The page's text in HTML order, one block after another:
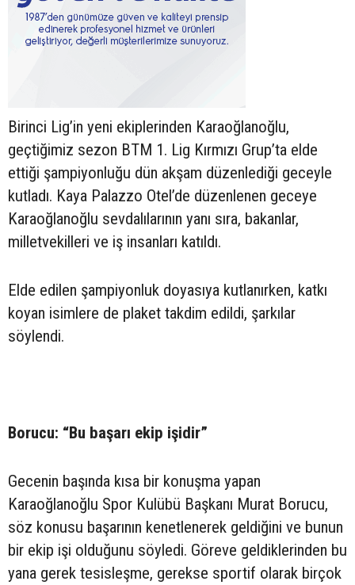
Birinci Lig’in yeni ekiplerinden Karaoğlanoğlu,
geçtiğimiz sezon BTM 1. Lig Kırmızı Grup’ta elde
ettiği şampiyonluğu dün akşam düzenlediği geceyle
kutladı. Kaya Palazzo Otel’de düzenlenen geceye
Karaoğlanoğlu sevdalılarının yanı sıra, bakanlar,
milletvekilleri ve iş insanları katıldı.
Elde edilen şampiyonluk doyasıya kutlanırken, katkı
koyan isimlere de plaket takdim edildi, şarkılar
söylendi.
Borucu: “Bu başarı ekip işidir”
Gecenin başında kısa bir konuşma yapan
Karaoğlanoğlu Spor Kulübü Başkanı Murat Borucu,
söz konusu başarının kenetlenerek geldiğini ve bunun
bir ekip işi olduğunu söyledi. Göreve geldiklerinden bu
yana gerek tesisleşme, gerekse sportif olarak birçok